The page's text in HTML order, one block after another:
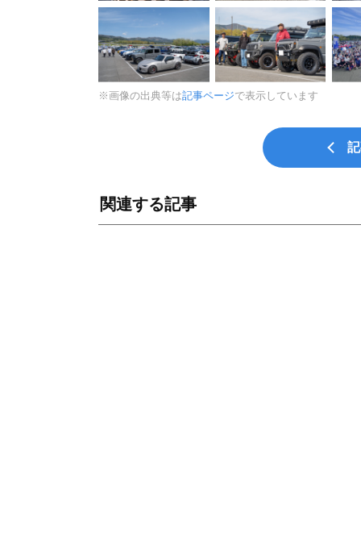
※画像の出典等は記事ページで表示しています
関連する記事